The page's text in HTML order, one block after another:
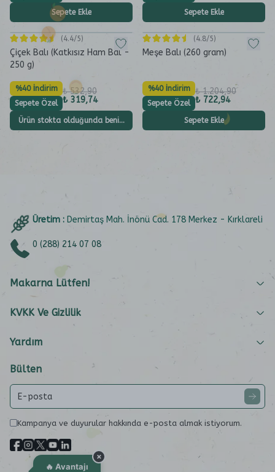
Sepete Ekle Sepete Ekle
(4.4/5)
Çiçek Balı (Katkısız Ham Bal -
250 g)
%40 İndirim
Sepete Özel
₺ 532,90
₺ 319,74
Ürün stokta olduğunda beni haberdar et
(4.8/5)
Meşe Balı (260 gram)
%40 İndirim
Sepete Özel
₺ 1.204,90
₺ 722,94
Sepete Ekle
×
🔥 Avantajı
Üretim : Demirtaş Mah. İnönü Cad. 178 Merkez - Kırklareli
0 (288) 214 07 08
Makarna Lütfen!
KVKK Ve Gizlilik
Yardım
Bülten
Kampanya ve duyurular hakkında e-posta almak istiyorum.